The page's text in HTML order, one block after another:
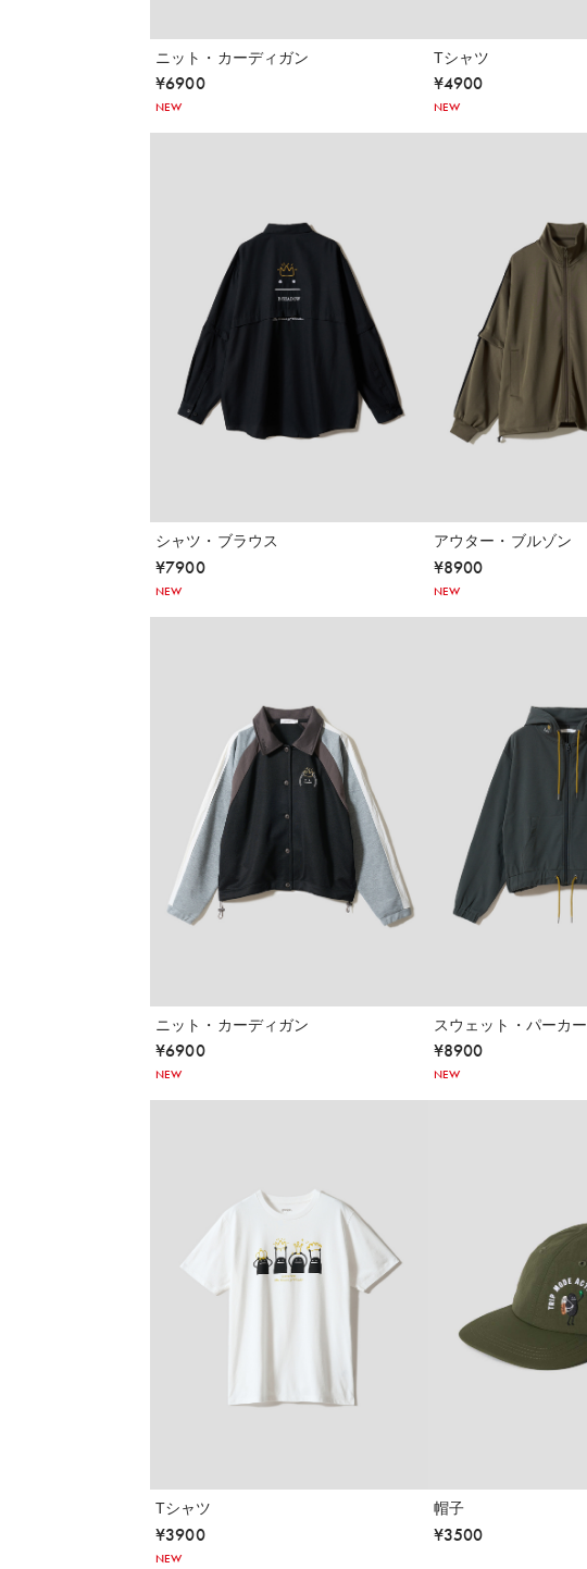
ニット・カーディガン
¥6900
NEW
Tシャツ
¥4900
NEW
シャツ・ブラウス
¥7900
NEW
アウター・ブルゾン
¥8900
NEW
ニット・カーディガン
¥6900
NEW
スウェット・パーカー
¥8900
NEW
Tシャツ
¥3900
NEW
帽子
¥3500